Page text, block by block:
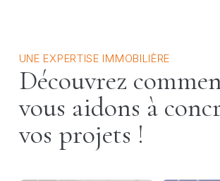
UNE EXPERTISE IMMOBILIÈRE
Découvrez
vous aidons à
vos projets !